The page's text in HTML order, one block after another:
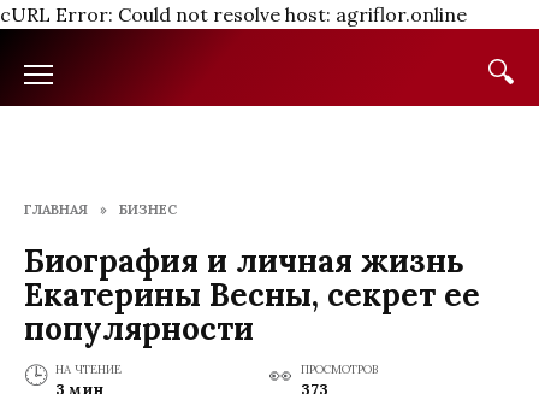
cURL Error: Could not resolve host: agriflor.online
содержанию
ГЛАВНАЯ » БИЗНЕС
Биография и личная жизнь
Екатерины Весны, секрет ее
популярности
НА ЧТЕНИЕ
3 мин
ПРОСМОТРОВ
373